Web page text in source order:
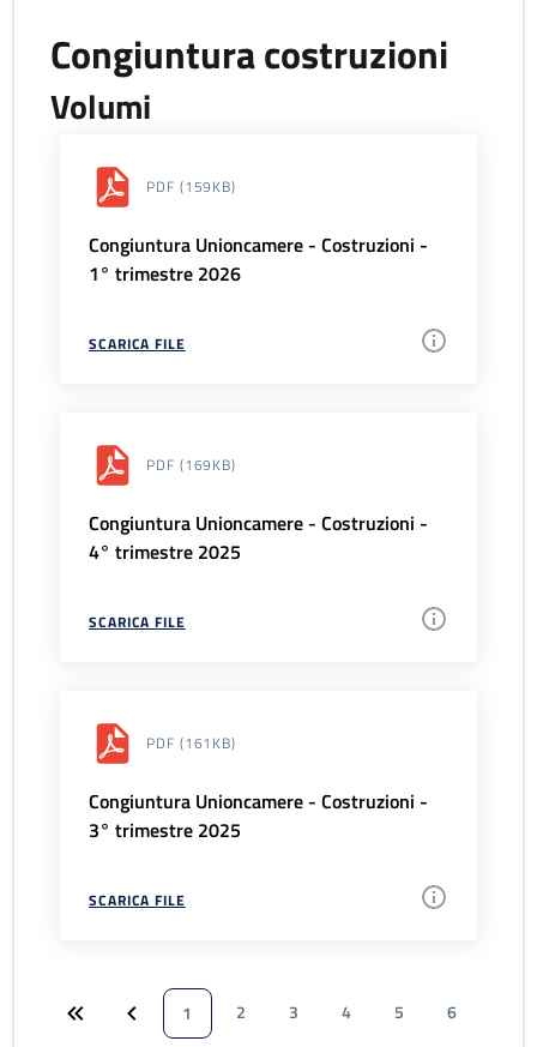
Congiuntura costruzioni
Volumi
PDF (159KB)
Congiuntura Unioncamere - Costruzioni -
1° trimestre 2026
SCARICA FILE
PDF (169KB)
Congiuntura Unioncamere - Costruzioni -
4° trimestre 2025
SCARICA FILE
PDF (161KB)
Congiuntura Unioncamere - Costruzioni -
3° trimestre 2025
SCARICA FILE
1 2 3 4 5
6